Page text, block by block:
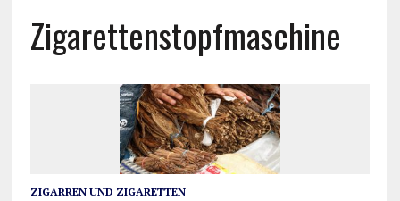
Zigarettenstopfmaschine
ZIGARREN UND ZIGARETTEN